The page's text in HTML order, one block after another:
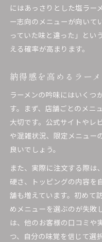
にはあっさりとした塩ラー
ー志向のメニューが向いて
っていた味と違った」とい
える確率が高まります。
納得感を高めるラー
ラーメンの吟味にはいくつ
す。まず、店舗ごとのメニ
大切です。公式サイトやレ
や混雑状況、限定メニュー
良いでしょう。
また、実際に注文する際は
硬さ、トッピングの内容を
舗も増えています。初めて
めメニューを選ぶのが失敗
は、他のお客様の口コミや
つ、自分の味覚を信じて選